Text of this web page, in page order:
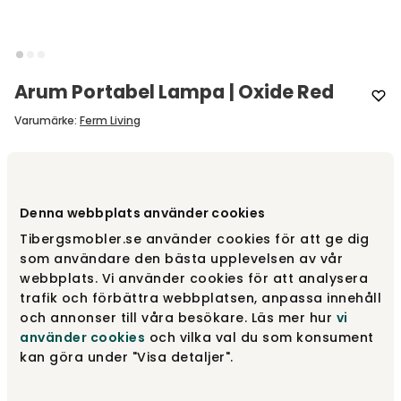
Denna webbplats använder cookies
Tibergsmobler.se använder cookies för att ge dig
som användare den bästa upplevelsen av vår
webbplats. Vi använder cookies för att analysera
trafik och förbättra webbplatsen, anpassa innehåll
och annonser till våra besökare. Läs mer hur vi
använder cookies och vilka val du som konsument
kan göra under "Visa detaljer".
Arum Portabel Lampa | Oxide Red
Varumärke: Ferm Living
Oxide Red
Tea Green 2 185 kr